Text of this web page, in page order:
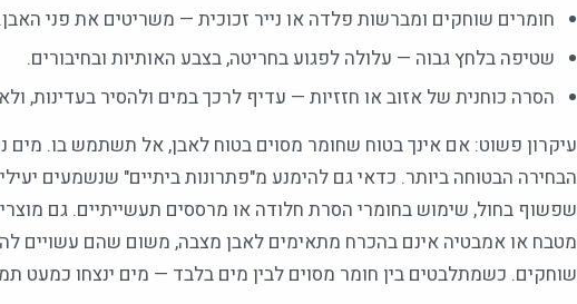
חומרים שוחקים ומברשות פלדה או נייר זכוכית — משריטים את פני האבן.
שטיפה בלחץ גבוה — עלולה לפגוע בחריטה, בצבע האותיות ובחיבורים.
הסרה כוחנית של אזוב או חזזיות — עדיף לרכך במים ולהסיר בעדינות,
עיקרון פשוט: אם אינך בטוח שחומר מסוים בטוח לאבן, אל תשתמש בו. מים
הבחירה הבטוחה ביותר. כדאי גם להימנע מ"פתרונות ביתיים" שנשמעים
שפשוף בחול, שימוש בחומרי הסרת חלודה או מרססים תעשייתיים. גם
מטבח או אמבטיה אינם בהכרח מתאימים לאבן מצבה, משום שהם עשויים
שוחקים. כשמתלבטים בין חומר מסוים לבין מים בלבד — מים ינצחו כמעט